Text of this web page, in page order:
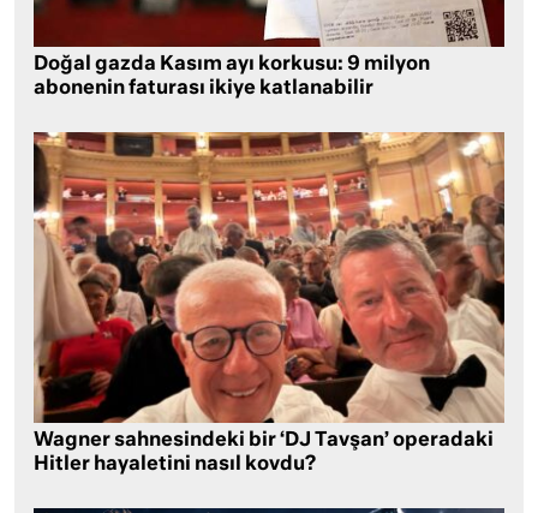
Doğal gazda Kasım ayı korkusu: 9 milyon
abonenin faturası ikiye katlanabilir
Wagner sahnesindeki bir ‘DJ Tavşan’ operadaki
Hitler hayaletini nasıl kovdu?